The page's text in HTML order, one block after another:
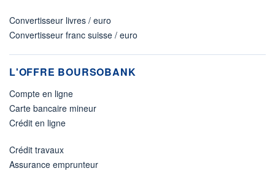
Convertisseur livres / euro
Convertisseur franc suisse / euro
L'OFFRE BOURSOBANK
Compte en ligne
Carte bancaire mineur
Crédit en ligne
Crédit travaux
Assurance emprunteur